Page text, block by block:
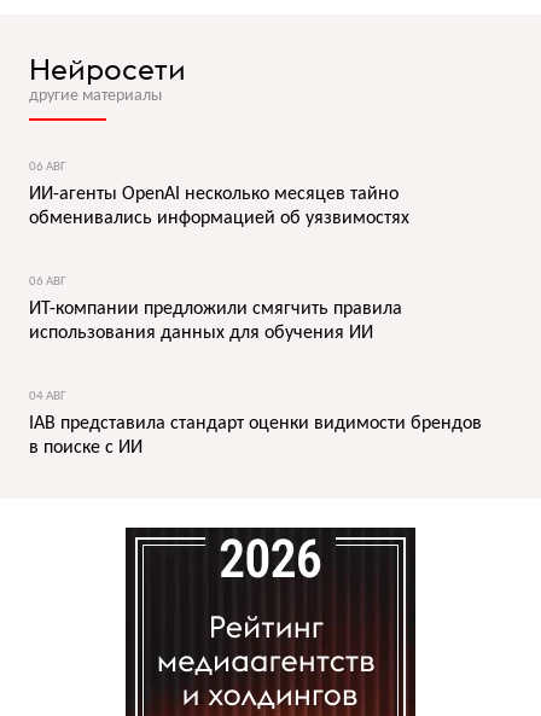
Нейросети
другие материалы
06 АВГ
ИИ-агенты OpenAI несколько месяцев тайно
обменивались информацией об уязвимостях
06 АВГ
ИТ-компании предложили смягчить правила
использования данных для обучения ИИ
04 АВГ
IAB представила стандарт оценки видимости брендов
в поиске с ИИ